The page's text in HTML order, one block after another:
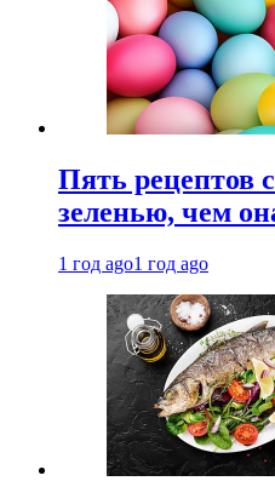
Пять рецептов
зеленью, чем
1 год ago1 год ago